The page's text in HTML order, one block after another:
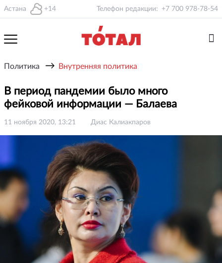
Астана +14 Телефон редакции: +7 700 978-78-54
Политика → Внутренняя политика
В период пандемии было много
фейковой информации — Балаева
11 ноября 2020, 13:21 Диас Калиакпаров